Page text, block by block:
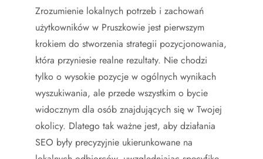
Zrozumienie lokalnych potrzeb i zachowań
użytkowników w Pruszkowie jest pierwszym
krokiem do stworzenia strategii pozycjonowania,
która przyniesie realne rezultaty. Nie chodzi
tylko o wysokie pozycje w ogólnych wynikach
wyszukiwania, ale przede wszystkim o bycie
widocznym dla osób znajdujących się w Twojej
okolicy. Dlatego tak ważne jest, aby działania
SEO były precyzyjnie ukierunkowane na